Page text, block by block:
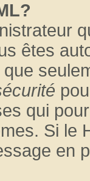
êtes
qui
Si le
en